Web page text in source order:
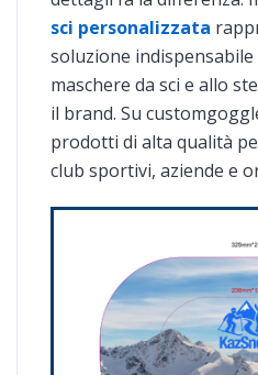
sci personalizzata
soluzione
maschere da sci e allo
il brand. Su
prodotti di alta qualità
club sportivi, aziende e